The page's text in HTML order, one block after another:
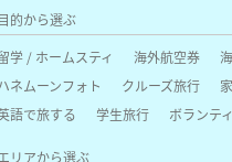
目的から選ぶ
学 / ホームスティ
海外航空券
ネムーンフォト
クルーズ旅行
語で旅する
学生旅行 ボランテ
リアから選ぶ